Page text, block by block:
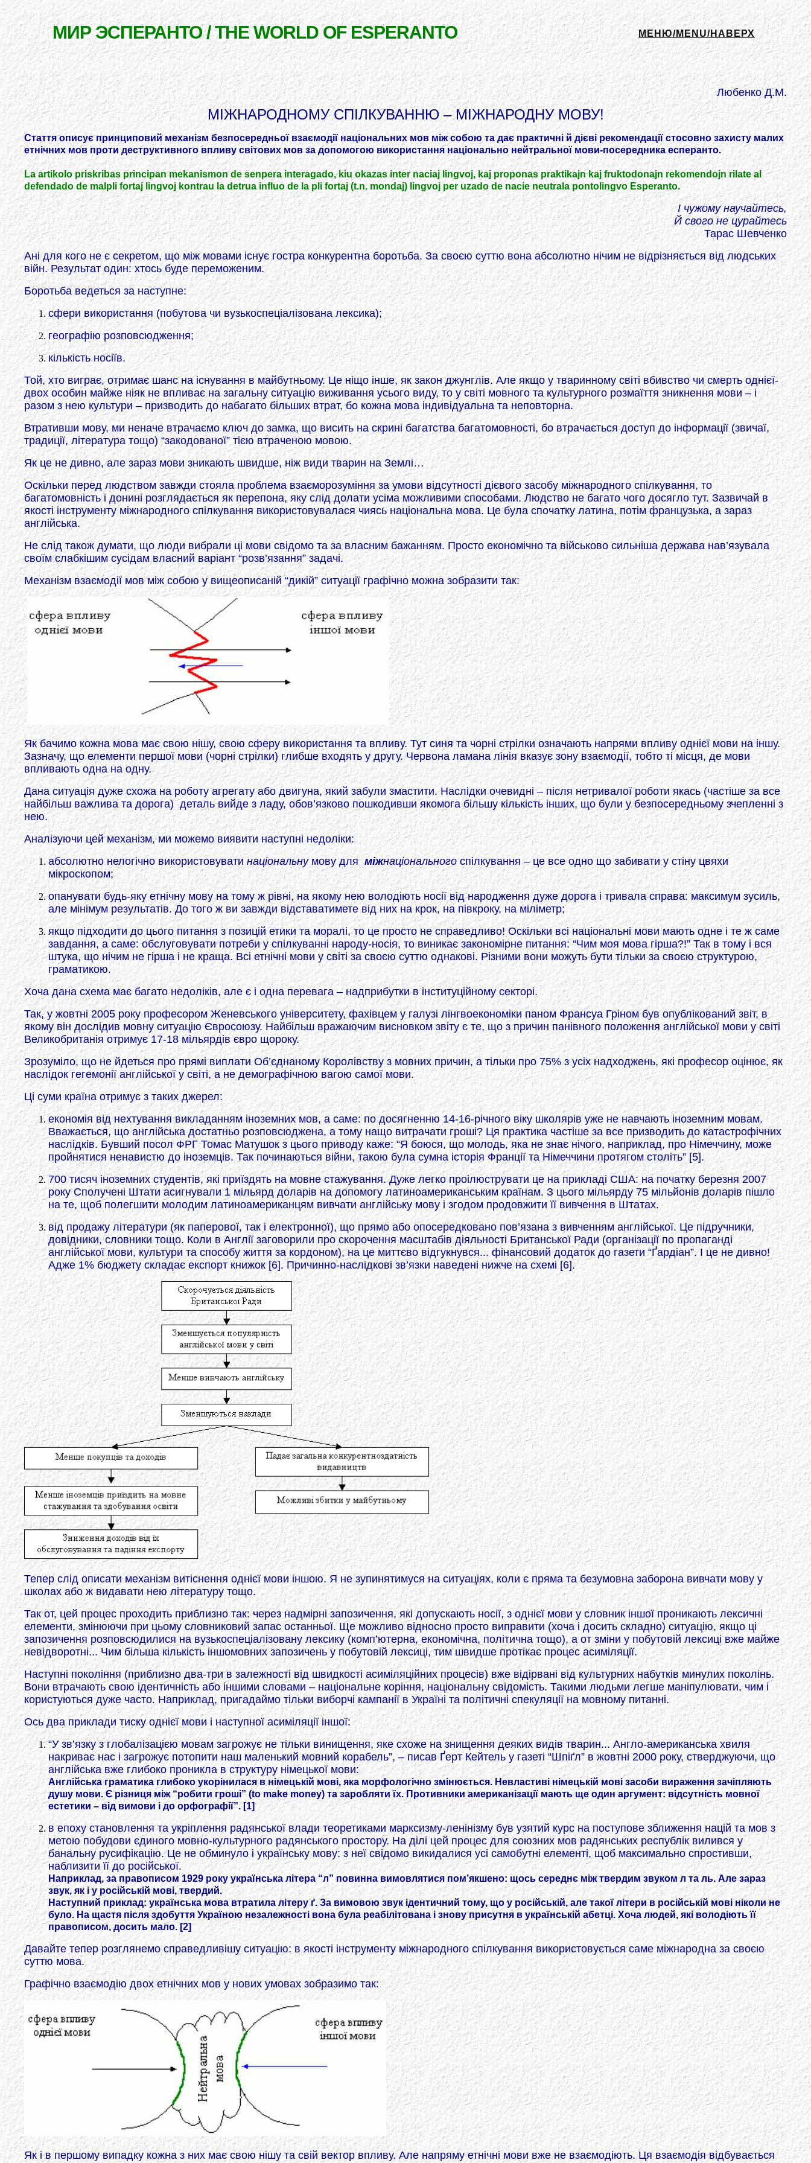
МИР ЭСПЕРАНТО / THE WORLD OF ESPERANTO МЕНЮ/MENU/НАВЕРХ
Любенко Д.М.
МІЖНАРОДНОМУ СПІЛКУВАННЮ – МІЖНАРОДНУ МОВУ!
Стаття описує принциповий механізм безпосередньої взаємодії національних мов між собою та дає практичні й дієві рекомендації стосовно захисту малих
етнічних мов проти деструктивного впливу світових мов зa допомогою використання національно нейтральної мови-посередника есперанто.
La artikolo priskribas principan mekanismon de senpera interagado, kiu okazas inter naciaj lingvoj, kaj proponas praktikajn kaj fruktodonajn rekomendojn rilate al
defendado de malpli fortaj lingvoj kontrau la detrua influo de la pli fortaj (t.n. mondaj) lingvoj per uzado de nacie neutrala pontolingvo Esperanto.
І чужому научайтесь,
Й свого не цурайтесь
Тарас Шевченко
Ані для кого не є секретом, що між мовами існує гостра конкурентна боротьба. За своєю суттю вона абсолютно нічим не відрізняється від людських
війн. Результат один: хтось буде переможеним.
Боротьба ведеться за наступне:
сфери використання (побутова чи вузькоспеціалізована лексика);
географію розповсюдження;
кількість носіїв.
Той, хто виграє, отримає шанс на існування в майбутньому. Це ніщо інше, як закон джунглів. Але якщо у тваринному світі вбивство чи смерть однієї-
двох особин майже ніяк не впливає на загальну ситуацію виживання усього виду, то у світі мовного та культурного розмаїття зникнення мови – і
разом з нею культури – призводить до набагато більших втрат, бо кожна мова індивідуальна та неповторна.
Втративши мову, ми неначе втрачаємо ключ до замка, що висить на скрині багатства багатомовності, бо втрачається доступ до інформації (звичаї,
традиції, література тощо) “закодованої” тією втраченою мовою.
Як це не дивно, але зараз мови зникають швидше, ніж види тварин на Землі…
Оскільки перед людством завжди стояла проблема взаєморозуміння за умови відсутності дієвого засобу міжнародного спілкування, то
багатомовність і донині розглядається як перепона, яку слід долати усіма можливими способами. Людство не багато чого досягло тут. Зазвичай в
якості інструменту міжнародного спілкування використовувалася чиясь національна мова. Це була спочатку латина, потім французька, а зараз
англійська.
Не слід також думати, що люди вибрали ці мови свідомо та за власним бажанням. Просто економічно та військово сильніша держава нав’язувала
своїм слабкішим сусідам власний варіант “розв’язання” задачі.
Механізм взаємодії мов між собою у вищеописаній “дикій” ситуації графічно можна зобразити так:
Як бачимо кожна мова має свою нішу, свою сферу використання та впливу. Тут синя та чорні стрілки означають напрями впливу однієї мови на іншу.
Зазначу, що елементи першої мови (чорні стрілки) глибше входять у другу. Червона ламана лінія вказує зону взаємодії, тобто ті місця, де мови
впливають одна на одну.
Дана ситуація дуже схожа на роботу агрегату або двигуна, який забули змастити. Наслідки очевидні – після нетривалої роботи якась (частіше за все
найбільш важлива та дорога) деталь вийде з ладу, обов’язково пошкодивши якомога більшу кількість інших, що були у безпосередньому зчепленні з
нею.
Аналізуючи цей механізм, ми можемо виявити наступні недоліки:
абсолютно нелогічно використовуватинаціональнумову дляміжнаціональногоспілкування – це все одно що забивати у стіну цвяхи
мікроскопом;
опанувати будь-яку етнічну мову на тому ж рівні, на якому нею володіють носії від народження дуже дорога і тривала справа: максимум зусиль,
але мінімум результатів. До того ж ви завжди відставатимете від них на крок, на півкроку, на міліметр;
якщо підходити до цього питання з позицій етики та моралі, то це просто не справедливо! Оскільки всі національні мови мають одне і те ж саме
завдання, а саме: обслуговувати потреби у спілкуванні народу-носія, то виникає закономірне питання: “Чим моя мова гірша?!” Так в тому і вся
штука, що нічим не гірша і не краща. Всі етнічні мови у світі за своєю суттю однакові. Різними вони можуть бути тільки за своєю структурою,
граматикою.
Хоча дана схема має багато недоліків, але є і одна перевага – надприбутки в інституційному секторі.
Так, у жовтні 2005 року професором Женевського університету, фахівцем у галузі лінгвоекономіки паном Франсуа Гріном був опублікований звіт, в
якому він дослідив мовну ситуацію Євросоюзу. Найбільш вражаючим висновком звіту є те, що з причин панівного положення англійської мови у світі
Великобританія отримує 17-18 мільярдів євро щороку.
Зрозуміло, що не йдеться про прямі виплати Об’єднаному Королівству з мовних причин, а тільки про 75% з усіх надходжень, які професор оцінює, як
наслідок гегемонії англійської у світі, а не демографічною вагою самої мови.
Ці суми країна отримує з таких джерел:
економія від нехтування викладанням іноземних мов, а саме: по досягненню 14-16-річного віку школярів уже не навчають іноземним мовам.
Вважається, що англійська достатньо розповсюджена, а тому нащо витрачати гроші? Ця практика частіше за все призводить до катастрофічних
наслідків. Бувший посол ФРГ Томас Матушок з цього приводу каже: “Я боюся, що молодь, яка не знає нічого, наприклад, про Німеччину, може
пройнятися ненавистю до іноземців. Так починаються війни, такою була сумна історія Франції та Німеччини протягом століть” [5].
700 тисяч іноземних студентів, які приїздять на мовне стажування. Дуже легко проілюструвати це на прикладі США: на початку березня 2007
року Сполучені Штати асигнували 1 мільярд доларів на допомогу латиноамериканським країнам. З цього мільярду 75 мільйонів доларів пішло
на те, щоб полегшити молодим латиноамериканцям вивчати англійську мову і згодом продовжити її вивчення в Штатах.
від продажу літератури (як паперової, так і електронної), що прямо або опосередковано пов’язана з вивченням англійської. Це підручники,
довідники, словники тощо. Коли в Англії заговорили про скорочення масштабів діяльності Британської Ради (організації по пропаганді
англійської мови, культури та способу життя за кордоном), на це миттєво відгукнувся... фінансовий додаток до газети “Ґардіан”. І це не дивно!
Адже 1% бюджету складає експорт книжок [6]. Причинно-наслідкові зв’язки наведені нижче на схемі [6].
Тепер слід описати механізм витіснення однієї мови іншою. Я не зупинятимуся на ситуаціях, коли є пряма та безумовна заборона вивчати мову у
школах або ж видавати нею літературу тощо.
Так от, цей процес проходить приблизно так: через надмірні запозичення, які допускають носії, з однієї мови у словник іншої проникають лексичні
елементи, змінюючи при цьому словниковий запас останньої. Ще можливо відносно просто виправити (хоча і досить складно) ситуацію, якщо ці
запозичення розповсюдилися на вузькоспеціалізовану лексику (комп’ютерна, економічна, політична тощо), а от зміни у побутовій лексиці вже майже
невідворотні... Чим більша кількість іншомовних запозичень у побутовій лексиці, тим швидше протікає процес асиміляції.
Наступні покоління (приблизно два-три в залежності від швидкості асиміляційних процесів) вже відірвані від культурних набутків минулих поколінь.
Вони втрачають свою ідентичність або іншими словами – національне коріння, національну свідомість. Такими людьми легше маніпулювати, чим і
користуються дуже часто. Наприклад, пригадаймо тільки виборчі кампанії в Україні та політичні спекуляції на мовному питанні.
Ось два приклади тиску однієї мови і наступної асиміляції іншої:
“У зв’язку з глобалізацією мовам загрожує не тільки винищення, яке схоже на знищення деяких видів тварин... Англо-американська хвиля
накриває нас і загрожує потопити наш маленький мовний корабель”, – писав Ґерт Кейтель у газеті “Шпіґл” в жовтні 2000 року, стверджуючи, що
англійська вже глибоко проникла в структуру німецької мови:
Англійська граматика глибоко укорінилася в німецькій мові, яка морфологічно змінюється. Невластиві німецькій мові засоби вираження зачіпляють
душу мови. Є різниця між “робити гроші” (to make money) та заробляти їх. Противники американізації мають ще один аргумент: відсутність мовної
естетики – від вимови і до орфографії”. [1]
в епоху становлення та укріплення радянської влади теоретиками марксизму-ленінізму був узятий курс на поступове зближення націй та мов з
метою побудови єдиного мовно-культурного радянського простору. На ділі цей процес для союзних мов радянських республік вилився у
банальну русифікацію. Це не обминуло і українську мову: з неї свідомо викидалися усі самобутні елементі, щоб максимально спростивши,
наблизити її до російської.
Наприклад, за правописом 1929 року українська літера “л” повинна вимовлятися пом’якшено: щось середнє між твердим звуком л та ль. Але зараз
звук, як і у російській мові, твердий.
Наступний приклад: українська мова втратила літеру ґ. За вимовою звук ідентичний тому, що у російській, але такої літери в російській мові ніколи не
було. На щастя після здобуття Україною незалежності вона була реабілітована і знову присутня в українській абетці. Хоча людей, які володіють її
правописом, досить мало. [2]
Давайте тепер розглянемо справедливішу ситуацію: в якості інструменту міжнародного спілкування використовується саме міжнародна за своєю
суттю мова.
Графічно взаємодію двох етнічних мов у нових умовах зобразимо так:
Як і в першому випадку кожна з них має свою нішу та свій вектор впливу. Але напряму етнічні мови вже не взаємодіють. Ця взаємодія відбувається